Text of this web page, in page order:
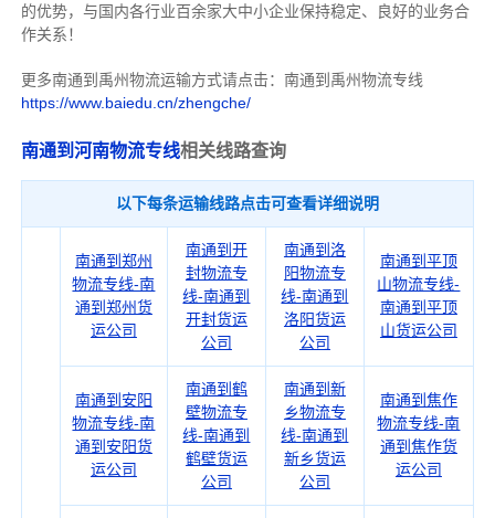
的优势，与国内各行业百余家大中小企业保持稳定、良好的业务合
作关系！
更多南通到禹州物流运输方式请点击：南通到禹州物流专线
https://www.baiedu.cn/zhengche/
南通到河南物流专线相关线路查询
以下每条运输线路点击可查看详细说明
南通到郑州
物流专线-南
通到郑州货
运公司
南通到开
封物流专
线-南通到
开封货运
公司
南通到洛
阳物流专
线-南通到
洛阳货运
公司
南通到平顶
山物流专线-
南通到平顶
山货运公司
南通到安阳
物流专线-南
通到安阳货
运公司
南通到鹤
壁物流专
线-南通到
鹤壁货运
公司
南通到新
乡物流专
线-南通到
新乡货运
公司
南通到焦作
物流专线-南
通到焦作货
运公司